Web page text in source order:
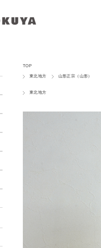
TOP
東北地方 山形正宗（山形）
東北地方